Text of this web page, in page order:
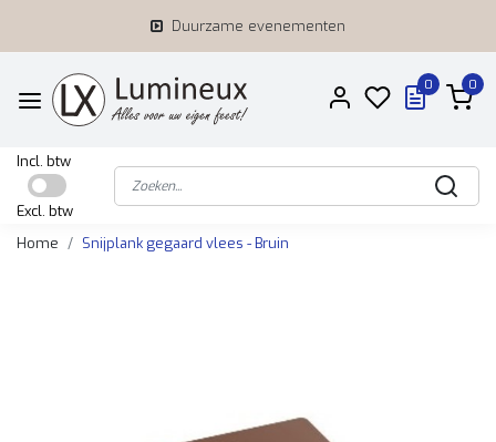
Duurzame evenementen
0 0
Incl. btw
Excl. btw
Home
Snijplank gegaard vlees - Bruin